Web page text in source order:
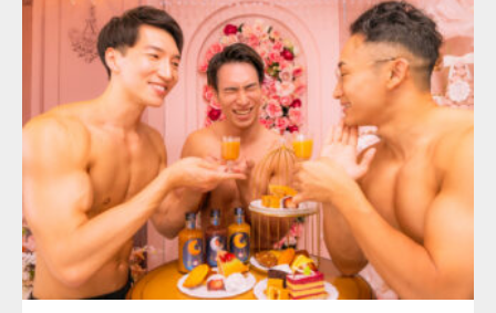
Update:2024.06.2
Category: 「大人の夜の別腹」とマッチョ オレンジの人 SOSUKE 外
資系筋肉 AKIHITO(細マッチョ) 肩
ダウンロード